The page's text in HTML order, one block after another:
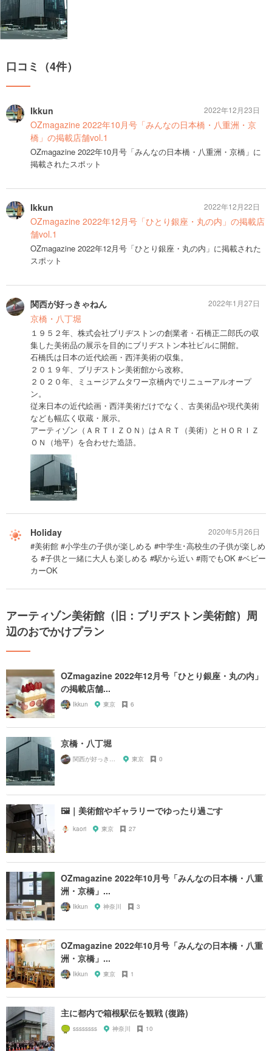
口コミ（4件）
Ikkun
OZmagazine 2022年10月号「みんなの日本橋・八重洲・京
橋」の掲載店舗vol.1
OZmagazine 2022年10月号「みんなの日本橋・八重洲・京橋」に
掲載されたスポット
2022年12月23日
Ikkun
OZmagazine 2022年12月号「ひとり銀座・丸の内」の掲載店
舗vol.1
OZmagazine 2022年12月号「ひとり銀座・丸の内」に掲載された
スポット
2022年12月22日
関西が好っきゃねん
京橋・八丁堀
１９５２年、株式会社ブリヂストンの創業者・石橋正二郎氏の収
集した美術品の展示を目的にブリヂストン本社ビルに開館。
石橋氏は日本の近代絵画・西洋美術の収集。
２０１９年、ブリヂストン美術館から改称。
２０２０年、ミュージアムタワー京橋内でリニューアルオープ
ン。
従来日本の近代絵画・西洋美術だけでなく、古美術品や現代美術
なども幅広く収蔵・展示。
アーティゾン（ＡＲＴＩＺＯＮ）はＡＲＴ（美術）とＨＯＲＩＺ
ＯＮ（地平）を合わせた造語。
2022年1月27日
Holiday
#美術館 #小学生の子供が楽しめる #中学生･高校生の子供が楽しめ
る #子供と一緒に大人も楽しめる #駅から近い #雨でもOK #ベビー
カーOK
2020年5月26日
アーティゾン美術館（旧：ブリヂストン美術館）周
辺のおでかけプラン
OZmagazine 2022年12月号「ひとり銀座・丸の内」
の掲載店舗...
Ikkun 東京 6
京橋・八丁堀
関西が好っきゃねん 東京 0
🖼｜美術館やギャラリーでゆったり過ごす
kaori 東京 27
OZmagazine 2022年10月号「みんなの日本橋・八重
洲・京橋」...
Ikkun 神奈川 3
OZmagazine 2022年10月号「みんなの日本橋・八重
洲・京橋」...
Ikkun 東京 1
主に都内で箱根駅伝を観戦 (復路)
ssssssss 神奈川 10